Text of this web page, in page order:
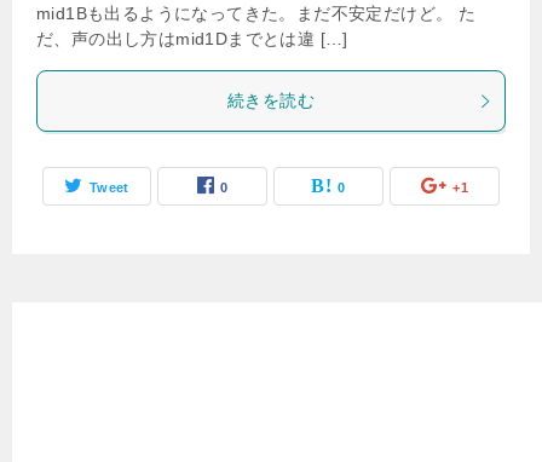
mid1Bも出るようになってきた。まだ不安定だけど。 た
だ、声の出し方はmid1Dまでとは違 […]
続きを読む
Tweet 0 0 +1